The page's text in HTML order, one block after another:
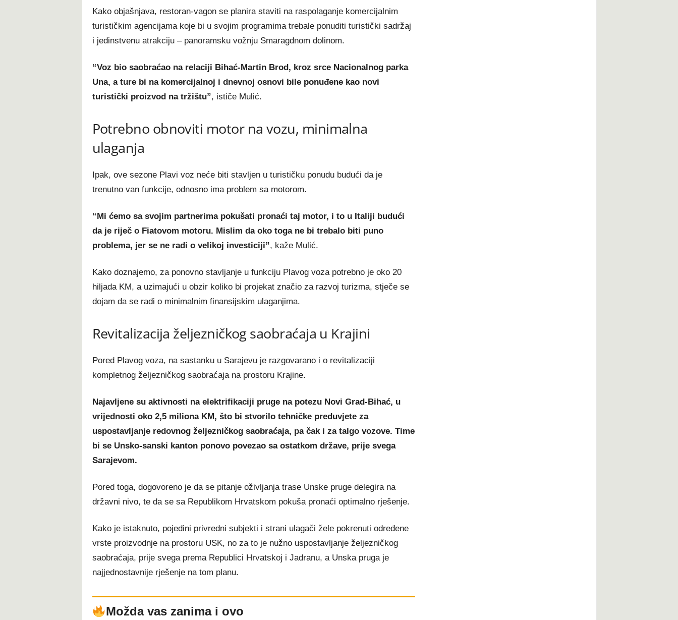
Kako objašnjava, restoran-vagon se planira staviti na raspolaganje komercijalnim
turističkim agencijama koje bi u svojim programima trebale ponuditi turistički sadržaj
i jedinstvenu atrakciju – panoramsku vožnju Smaragdnom dolinom.
“Voz bio saobraćao na relaciji Bihać-Martin Brod, kroz srce Nacionalnog parka
Una, a ture bi na komercijalnoj i dnevnoj osnovi bile ponuđene kao novi
turistički proizvod na tržištu”, ističe Mulić.
Potrebno obnoviti motor na vozu, minimalna
ulaganja
Ipak, ove sezone Plavi voz neće biti stavljen u turističku ponudu budući da je
trenutno van funkcije, odnosno ima problem sa motorom.
“Mi ćemo sa svojim partnerima pokušati pronaći taj motor, i to u Italiji budući
da je riječ o Fiatovom motoru. Mislim da oko toga ne bi trebalo biti puno
problema, jer se ne radi o velikoj investiciji”, kaže Mulić.
Kako doznajemo, za ponovno stavljanje u funkciju Plavog voza potrebno je oko 20
hiljada KM, a uzimajući u obzir koliko bi projekat značio za razvoj turizma, stječe se
dojam da se radi o minimalnim finansijskim ulaganjima.
Revitalizacija željezničkog saobraćaja u Krajini
Pored Plavog voza, na sastanku u Sarajevu je razgovarano i o revitalizaciji
kompletnog željezničkog saobraćaja na prostoru Krajine.
Najavljene su aktivnosti na elektrifikaciji pruge na potezu Novi Grad-Bihać, u
vrijednosti oko 2,5 miliona KM, što bi stvorilo tehničke preduvjete za
uspostavljanje redovnog željezničkog saobraćaja, pa čak i za talgo vozove. Time
bi se Unsko-sanski kanton ponovo povezao sa ostatkom države, prije svega
Sarajevom.
Pored toga, dogovoreno je da se pitanje oživljanja trase Unske pruge delegira na
državni nivo, te da se sa Republikom Hrvatskom pokuša pronaći optimalno rješenje.
Kako je istaknuto, pojedini privredni subjekti i strani ulagači žele pokrenuti određene
vrste proizvodnje na prostoru USK, no za to je nužno uspostavljanje željezničkog
saobraćaja, prije svega prema Republici Hrvatskoj i Jadranu, a Unska pruga je
najjednostavnije rješenje na tom planu.
Možda vas zanima i ovo